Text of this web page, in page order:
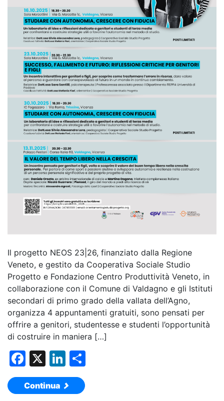
Il progetto NEOS 23|26, finanziato dalla Regione
Veneto, e gestito da Cooperativa Sociale Studio
Progetto e Fondazione Centro Produttività Veneto, in
collaborazione con il Comune di Valdagno e gli Istituti
secondari di primo grado della vallata dell’Agno,
organizza 4 appuntamenti gratuiti, sono pensati per
offrire a genitori, studentesse e studenti l’opportunità
di costruire in maniera […]
F
a
c
X
Li
n
k
Continua